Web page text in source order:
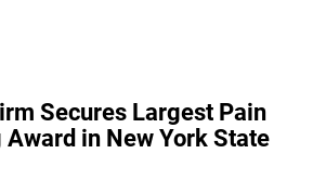
Secures Largest Pain
in New York State